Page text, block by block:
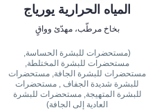
المياه الحرارية يورياج
بخاخ مرطّب، مهدّئ وواقٍ
(مستحضرات للبشرة الحساسة,
مستحضرات للبشرة المختلطة,
مستحضرات للبشرة الجافة, مستحضرات
للبشرة شديدة الجفاف , مستحضرات
للبشرة المتهيجة, مستحضرات للبشرة
العادية إلى الجافة)